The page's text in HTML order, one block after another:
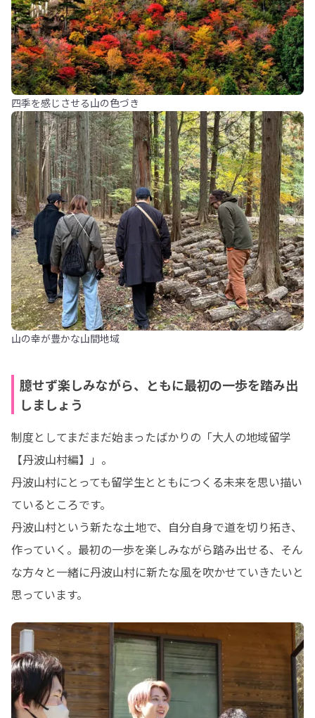
四季を感じさせる山の色づき
山の幸が豊かな山間地域
臆せず楽しみながら、ともに最初の一歩を踏み出
しましょう
制度としてまだまだ始まったばかりの「大人の地域留学
【丹波山村編】」。
丹波山村にとっても留学生とともにつくる未来を思い描い
ているところです。
丹波山村という新たな土地で、自分自身で道を切り拓き、
作っていく。最初の一歩を楽しみながら踏み出せる、そん
な方々と一緒に丹波山村に新たな風を吹かせていきたいと
思っています。